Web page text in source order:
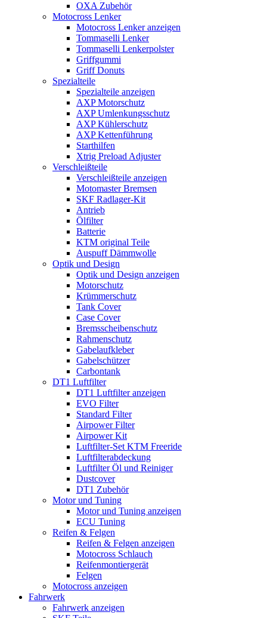
OXA Zubehör
Motocross Lenker
Motocross Lenker anzeigen
Tommaselli Lenker
Tommaselli Lenkerpolster
Griffgummi
Griff Donuts
Spezialteile
Spezialteile anzeigen
AXP Motorschutz
AXP Umlenkungsschutz
AXP Kühlerschutz
AXP Kettenführung
Starthilfen
Xtrig Preload Adjuster
Verschleißteile
Verschleißteile anzeigen
Motomaster Bremsen
SKF Radlager-Kit
Antrieb
Ölfilter
Batterie
KTM original Teile
Auspuff Dämmwolle
Optik und Design
Optik und Design anzeigen
Motorschutz
Krümmerschutz
Tank Cover
Case Cover
Bremsscheibenschutz
Rahmenschutz
Gabelaufkleber
Gabelschützer
Carbontank
DT1 Luftfilter
DT1 Luftfilter anzeigen
EVO Filter
Standard Filter
Airpower Filter
Airpower Kit
Luftfilter-Set KTM Freeride
Luftfilterabdeckung
Luftfilter Öl und Reiniger
Dustcover
DT1 Zubehör
Motor und Tuning
Motor und Tuning anzeigen
ECU Tuning
Reifen & Felgen
Reifen & Felgen anzeigen
Motocross Schlauch
Reifenmontiergerät
Felgen
Motocross anzeigen
Fahrwerk
Fahrwerk anzeigen